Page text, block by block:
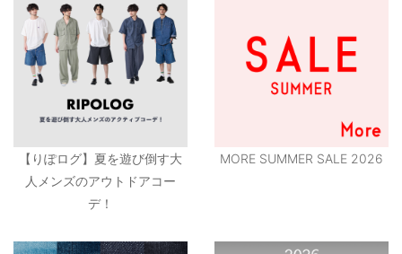
【りぽログ】夏を遊び倒す大
人メンズのアウトドアコー
デ！
MORE SUMMER SALE 2026